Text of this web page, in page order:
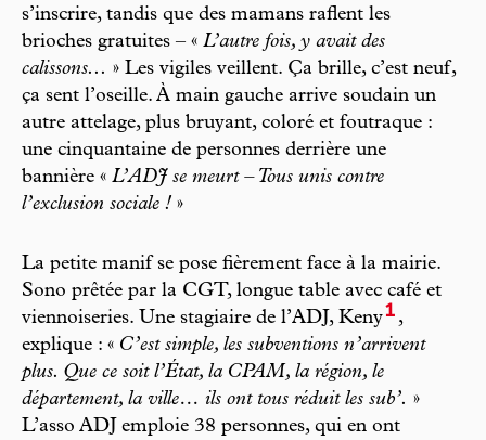
s’inscrire, tandis que des mamans raflent les
brioches gratuites – « L’autre fois, y avait des
calissons... » Les vigiles veillent. Ça brille, c’est neuf,
ça sent l’oseille. À main gauche arrive soudain un
autre attelage, plus bruyant, coloré et foutraque :
une cinquantaine de personnes derrière une
bannière « L’ADJ se meurt – Tous unis contre
l’exclusion sociale ! »
La petite manif se pose fièrement face à la mairie.
Sono prêtée par la CGT, longue table avec café et
viennoiseries. Une stagiaire de l’ADJ, Keny1 ,
explique : « C’est simple, les subventions n’arrivent
plus. Que ce soit l’État, la CPAM, la région, le
département, la ville… ils ont tous réduit les sub’. »
L’asso ADJ emploie 38 personnes, qui en ont